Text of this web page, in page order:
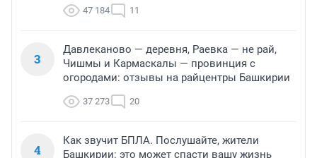
47 184 11
3
Давлеканово — деревня, Раевка — не рай,
Чишмы и Кармаскалы — провинция с
огородами: отзывы на райцентры Башкирии
37 273 20
4
Как звучит БПЛА. Послушайте, жители
Башкирии: это может спасти вашу жизнь